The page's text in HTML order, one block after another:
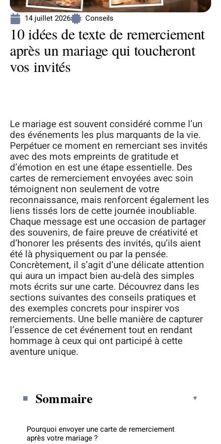
14 juillet 2026 Conseils
10 idées de texte de remerciement
après un mariage qui toucheront
vos invités
Le mariage est souvent considéré comme l’un
des événements les plus marquants de la vie.
Perpétuer ce moment en remerciant ses invités
avec des mots empreints de gratitude et
d’émotion en est une étape essentielle. Des
cartes de remerciement envoyées avec soin
témoignent non seulement de votre
reconnaissance, mais renforcent également les
liens tissés lors de cette journée inoubliable.
Chaque message est une occasion de partager
des souvenirs, de faire preuve de créativité et
d’honorer les présents des invités, qu’ils aient
été là physiquement ou par la pensée.
Concrètement, il s’agit d’une délicate attention
qui aura un impact bien au-delà des simples
mots écrits sur une carte. Découvrez dans les
sections suivantes des conseils pratiques et
des exemples concrets pour inspirer vos
remerciements. Une belle manière de capturer
l’essence de cet événement tout en rendant
hommage à ceux qui ont participé à cette
aventure unique.
Sommaire
Pourquoi envoyer une carte de remerciement
après votre mariage ?